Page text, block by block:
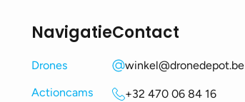
Navigatie
Drones
Actioncams
Contact
winkel@dronedepot.be
+32 470 06 84 16